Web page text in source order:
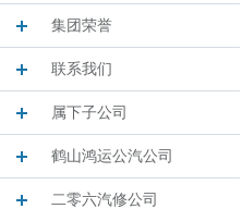
集团荣誉
联系我们
属下子公司
鹤山鸿运公汽公司
二零六汽修公司